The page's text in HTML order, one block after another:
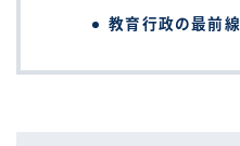
教育行政の最前